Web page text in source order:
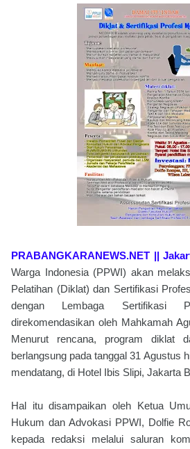
PRABANGKARANEWS.NET ||
Warga Indonesia (PPWI) akan
Pelatihan (Diklat) dan Sertifikasi
dengan Lembaga Sertifikasi
direkomendasikan oleh Mahkamah
Menurut rencana, program diklat
berlangsung pada tanggal 31 Agustus
mendatang, di Hotel Ibis Slipi, Jakarta
Hal itu disampaikan oleh Ketua
Hukum dan Advokasi PPWI, Dolfie
kepada redaksi melalui saluran